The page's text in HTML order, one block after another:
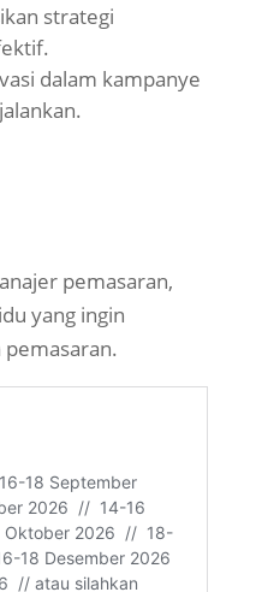
strategi
dalam kampanye
pemasaran,
yang ingin